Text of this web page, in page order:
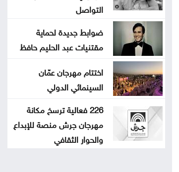
التواصل
ضوابط جديدة لحماية
مقتنيات عبد الحليم حافظ
اختتام مهرجان عمّان
السينمائي الدولي
226 فعالية ترسخ مكانة
مهرجان جرش منصة للإبداع
والحوار الثقافي